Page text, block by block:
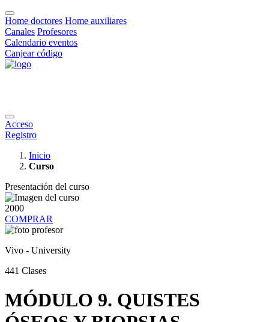
Home doctores Home auxiliares
Canales Profesores
Calendario eventos
Canjear código
Acceso
Registro
Inicio
Curso
Presentación del curso
2000
COMPRAR
Vivo - University
441 Clases
MÓDULO 9. QUISTES